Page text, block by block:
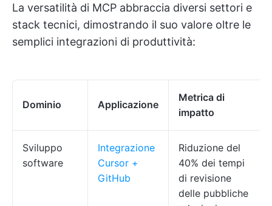
La versatilità di MCP abbraccia diversi settori e
stack tecnici, dimostrando il suo valore oltre le
semplici integrazioni di produttività:
Dominio Applicazione
Metrica di
impatto
Sviluppo
software
Integrazione
Cursor +
GitHub
Riduzione del
40% dei tempi
di revisione
delle pubbliche